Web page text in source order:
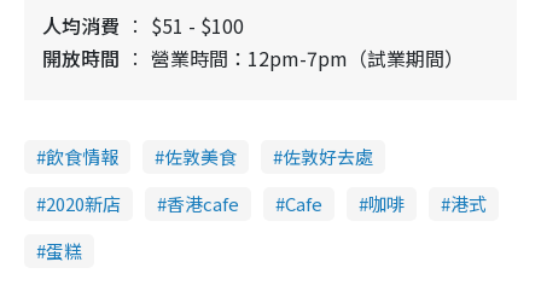
人均消費
$51 - $100
開放時間
營業時間：12pm-7pm（試業期間）
飲食情報 佐敦美食
佐敦好去處
2020新店
香港cafe Cafe 咖啡
港式
蛋糕